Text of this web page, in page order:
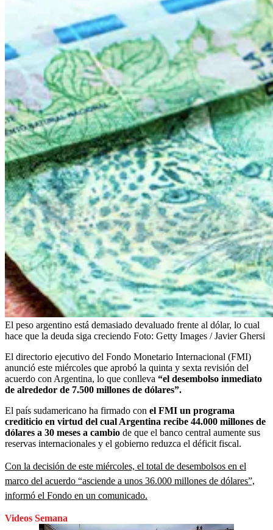
El peso argentino está demasiado devaluado frente al dólar, lo cual
hace que la deuda siga creciendo Foto: Getty Images / Javier Ghersi
El directorio ejecutivo del Fondo Monetario Internacional (FMI)
anunció este miércoles que aprobó la quinta y sexta revisión del
acuerdo con Argentina, lo que conlleva “el desembolso inmediato
de alrededor de 7.500 millones de dólares”.
El país sudamericano ha firmado con el FMI un programa
crediticio en virtud del cual Argentina recibe 44.000 millones de
dólares a 30 meses a cambio de que el banco central aumente sus
reservas internacionales y el gobierno reduzca el déficit fiscal.
Con la decisión de este miércoles, el total de desembolsos en el
marco del acuerdo “asciende a unos 36.000 millones de dólares”,
informó el Fondo en un comunicado.
Videos Semana